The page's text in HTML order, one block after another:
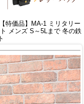
特価品】MA-1 ミリタリー
メンズ S～5Lまで 冬の鉄